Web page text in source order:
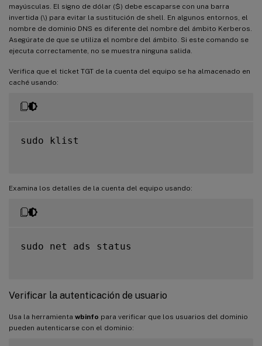
mayúsculas. El signo de dólar ($) debe escaparse con una barra
invertida (\) para evitar la sustitución de shell. En algunos entornos, el
nombre de dominio DNS es diferente del nombre del ámbito Kerberos.
Asegúrate de que se utiliza el nombre del ámbito. Si este comando se
ejecuta correctamente, no se muestra ninguna salida.
Verifica que el ticket TGT de la cuenta del equipo se ha almacenado en
caché usando:
sudo klist
Examina los detalles de la cuenta del equipo usando:
sudo net ads status
Verificar la autenticación de usuario
Usa la herramienta wbinfo para verificar que los usuarios del dominio
pueden autenticarse con el dominio: